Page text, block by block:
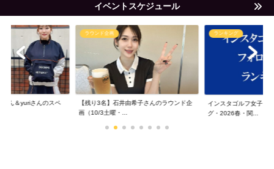
イベントスケジュール
ん＆yuriさんのスペ
ラウンド企画
【残り3名】石井由希子さんのラウンド企
画（10/3土曜・...
ランキング
インスタゴルフ女子フ
グ・2026春・関...